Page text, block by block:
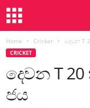
Home Cricket දෙවන T
CRICKET
දෙවන T
ජය